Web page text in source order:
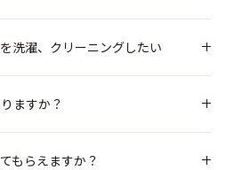
洗濯、クリーニングしたい
ますか？
もらえますか？